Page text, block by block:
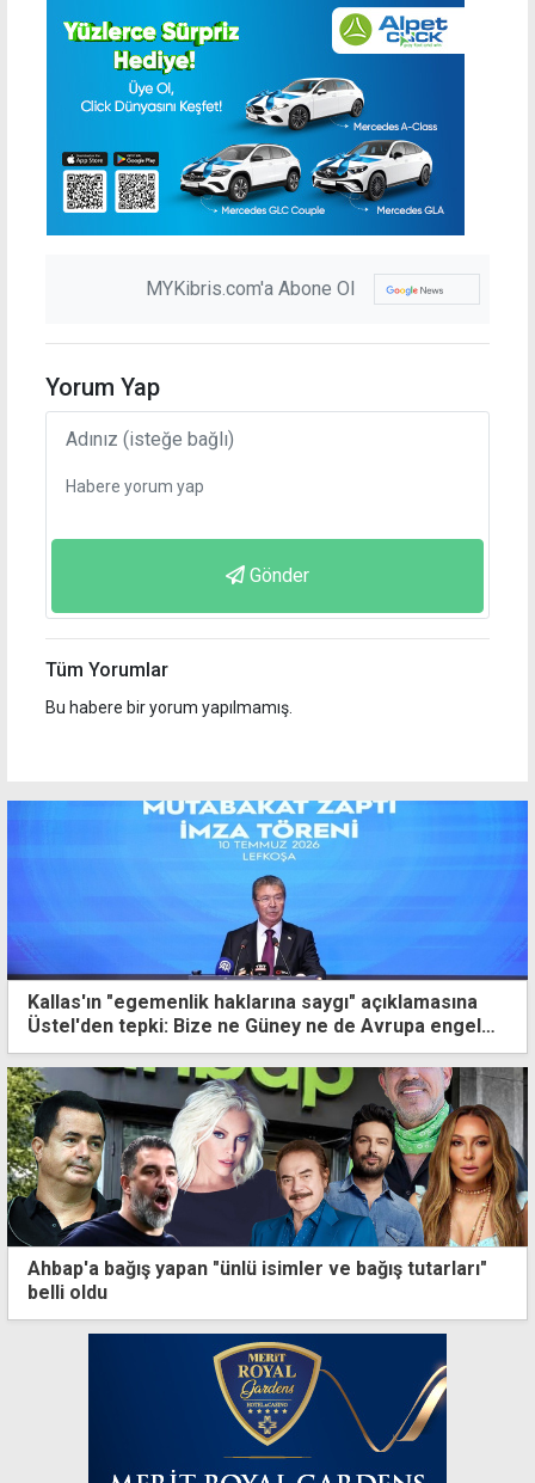
MYKibris.com'a Abone Ol
Yorum Yap
Gönder
Tüm Yorumlar
Bu habere bir yorum yapılmamış.
Kallas'ın "egemenlik haklarına saygı" açıklamasına
Üstel'den tepki: Bize ne Güney ne de Avrupa engel
olabilir
Ahbap'a bağış yapan "ünlü isimler ve bağış tutarları"
belli oldu